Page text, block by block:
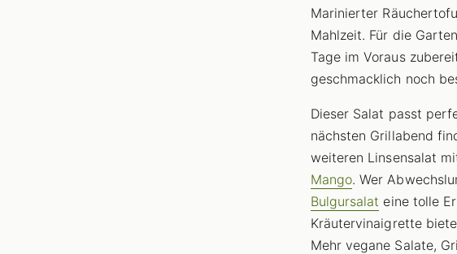
Marinierter
Mahlzeit. Für die
Tage im Voraus
geschmacklich noch
Dieser Salat passt
nächsten Grillabend
weiteren Linsensalat
Mango. Wer
Bulgursalat eine tolle
Kräutervinaigrette
Mehr vegane Salate,